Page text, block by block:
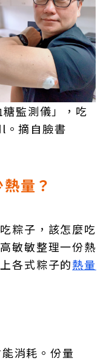
監測儀」，吃
摘自臉書
量？
粽子，該怎麼吃
敏敏整理一份熱
各式粽子的熱量
消耗。份量